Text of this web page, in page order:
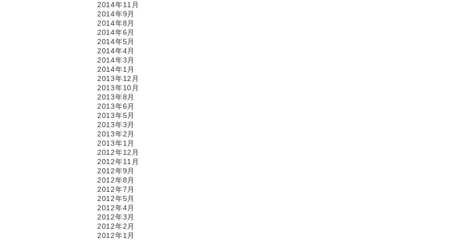
2014年11月
2014年9月
2014年8月
2014年6月
2014年5月
2014年4月
2014年3月
2014年1月
2013年12月
2013年10月
2013年8月
2013年6月
2013年5月
2013年3月
2013年2月
2013年1月
2012年12月
2012年11月
2012年9月
2012年8月
2012年7月
2012年5月
2012年4月
2012年3月
2012年2月
2012年1月